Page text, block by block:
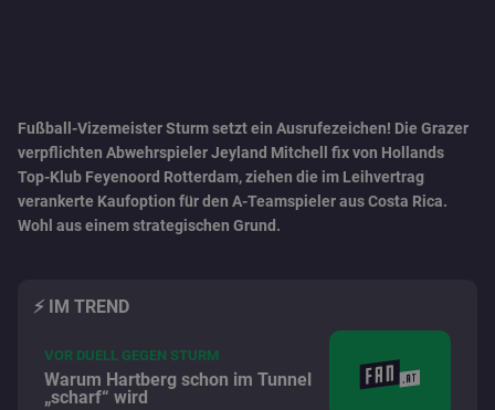
Fußball-Vizemeister Sturm setzt ein Ausrufezeichen! Die Grazer
verpflichten Abwehrspieler Jeyland Mitchell fix von Hollands
Top-Klub Feyenoord Rotterdam, ziehen die im Leihvertrag
verankerte Kaufoption für den A-Teamspieler aus Costa Rica.
Wohl aus einem strategischen Grund.
⚡️ IM TREND
VOR DUELL GEGEN STURM
Warum Hartberg schon im Tunnel
„scharf“ wird